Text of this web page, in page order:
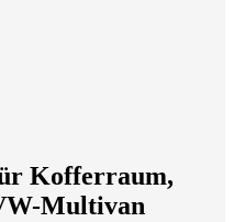
Kofferraum,
Multivan